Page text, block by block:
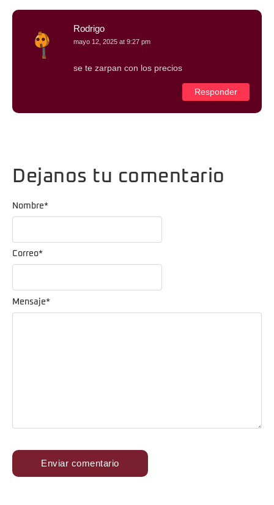
Rodrigo
mayo 12, 2025 at 9:27 pm
se te zarpan con los precios
Responder
Dejanos tu comentario
Mensaje*
Nombre*
Correo*